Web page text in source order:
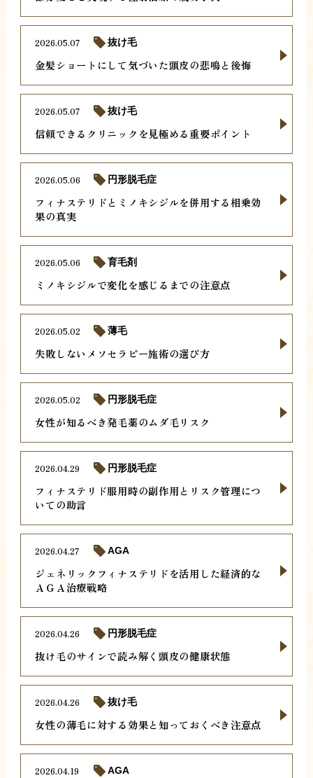
金髪ショートにして気づいた頭皮の悲鳴と後悔
2026.05.07 抜け毛
信頼できるクリニックを見極める重要ポイント
2026.05.07 抜け毛
フィナステリドとミノキシジルを併用する相乗効
果の真実
2026.05.06 円形脱毛症
ミノキシジルで変化を感じるまでの注意点
2026.05.06 育毛剤
失敗しないメソセラピー施術の選び方
2026.05.02 薄毛
女性が知るべき発毛薬のムダ毛リスク
2026.05.02 円形脱毛症
フィナステリド服用時の副作用とリスク管理につ
いての助言
2026.04.29 円形脱毛症
ジェネリックフィナステリドを活用した経済的な
ＡＧＡ治療戦略
2026.04.27 AGA
抜け毛のサインで読み解く頭皮の健康状態
2026.04.26 円形脱毛症
女性の薄毛に対する効果と知っておくべき注意点
2026.04.26 抜け毛
2026.04.19 AGA